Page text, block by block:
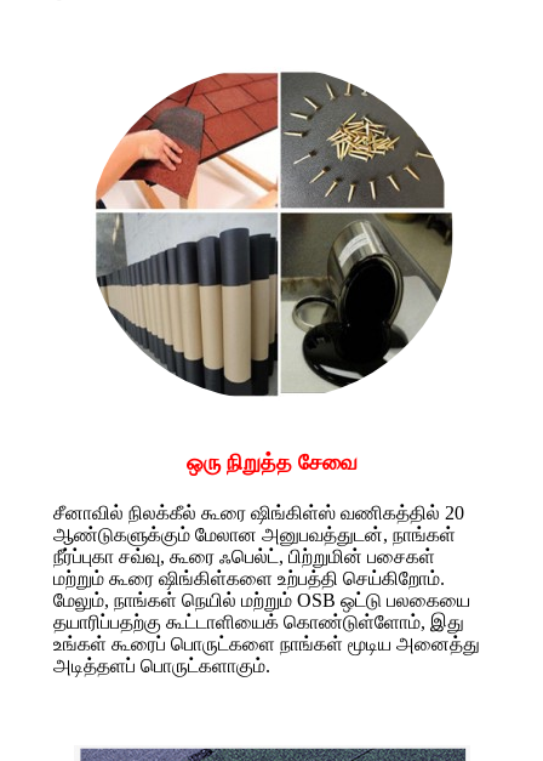
ஒரு நிறுத்த சேவை
சீனாவில் நிலக்கீல் கூரை ஷிங்கிள்ஸ் வணிகத்தில் 20
ஆண்டுகளுக்கும் மேலான அனுபவத்துடன், நாங்கள்
நீர்ப்புகா சவ்வு, கூரை ஃபெல்ட், பிற்றுமின் பசைகள்
மற்றும் கூரை ஷிங்கிள்களை உற்பத்தி செய்கிறோம்.
மேலும், நாங்கள் நெயில் மற்றும் OSB ஒட்டு பலகையை
தயாரிப்பதற்கு கூட்டாளியைக் கொண்டுள்ளோம், இது
உங்கள் கூரைப் பொருட்களை நாங்கள் மூடிய அனைத்து
அடித்தளப் பொருட்களாகும்.